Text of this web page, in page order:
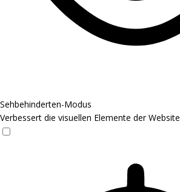
Sehbehinderten-Modus
Verbessert die visuellen Elemente der Website